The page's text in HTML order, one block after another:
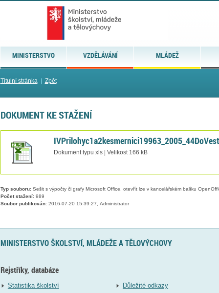
MINISTERSTVO VZDĚLÁVÁNÍ MLÁDEŽ
Titulní stránka| Zpět
DOKUMENT KE STAŽENÍ
Dokument typu xls | Velikost 166 kB
Typ souboru:Sešit s výpočty či grafy Microsoft Office, otevřít lze v kancelářském balíku
Počet stažení:989
Soubor publikován:2016-07-20 15:39:27, Administrator
MINISTERSTVO ŠKOLSTVÍ, MLÁDEŽE A TĚLOVÝCHOVY
Rejstříky, databáze
Statistika školství
Důležité odkazy